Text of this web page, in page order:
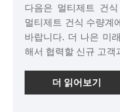
다음은 멀티제트 건
멀티제트 건식 수량계
바랍니다. 더 나은 미
해서 협력할 신규 고객
더 읽어보기